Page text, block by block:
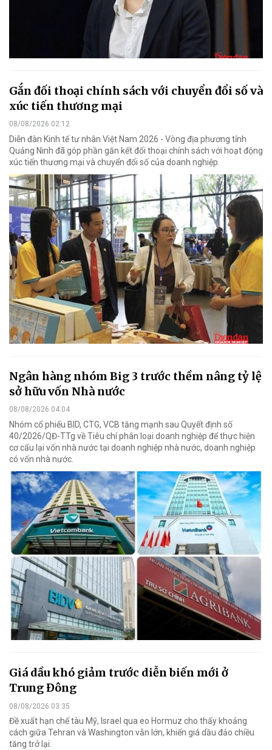
Gắn đối thoại chính sách với chuyển đổi số và
xúc tiến thương mại
08/08/2026 02:12
Diễn đàn Kinh tế tư nhân Việt Nam 2026 - Vòng địa phương tỉnh
Quảng Ninh đã góp phần gắn kết đối thoại chính sách với hoạt động
xúc tiến thương mại và chuyển đổi số của doanh nghiệp.
Ngân hàng nhóm Big 3 trước thềm nâng tỷ lệ
sở hữu vốn Nhà nước
08/08/2026 04:04
Nhóm cổ phiếu BID, CTG, VCB tăng mạnh sau Quyết định số
40/2026/QĐ-TTg về Tiêu chí phân loại doanh nghiệp để thực hiện
cơ cấu lại vốn nhà nước tại doanh nghiệp nhà nước, doanh nghiệp
có vốn nhà nước.
Giá dầu khó giảm trước diễn biến mới ở
Trung Đông
08/08/2026 03:35
Đề xuất hạn chế tàu Mỹ, Israel qua eo Hormuz cho thấy khoảng
cách giữa Tehran và Washington vẫn lớn, khiến giá dầu đảo chiều
tăng trở lại.